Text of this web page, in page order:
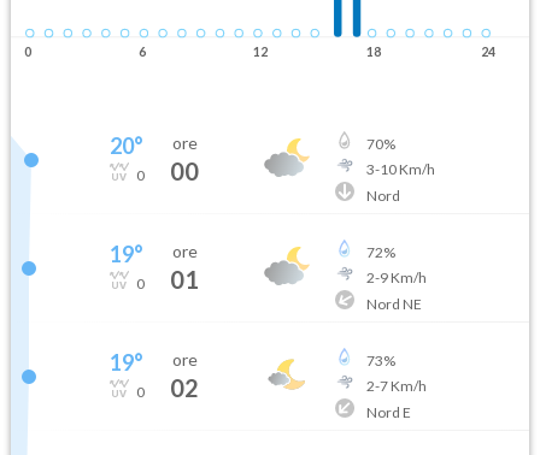
0 6 12 18 24
20°
0
ore
00
70%
3-10Km/h
Nord
19°
0
ore
01
72%
2-9Km/h
Nord NE
19°
0
ore
02
73%
2-7Km/h
Nord E